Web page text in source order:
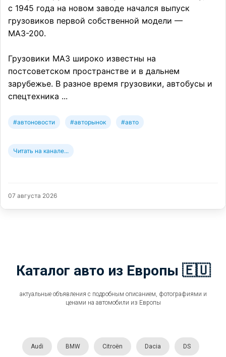
с 1945 года на новом заводе начался выпуск
грузовиков первой собственной модели —
МАЗ-200.
Грузовики МАЗ широко известны на
постсоветском пространстве и в дальнем
зарубежье. В разное время грузовики, автобусы и
спецтехника ...
#автоновости #авторынок #авто
Читать на канале...
07 августа 2026
Каталог авто из Европы 🇪🇺
актуальные объявления с подробным описанием, фотографиями и
ценами на автомобили из Европы
Audi BMW Citroën Dacia DS